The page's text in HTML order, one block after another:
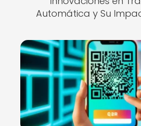
Automática y Su